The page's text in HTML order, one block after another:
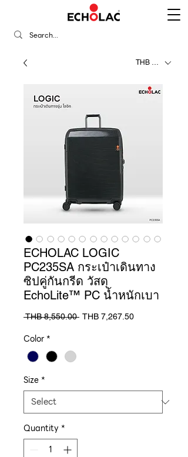
ECHOLAC LOGIC
PC235SA กระเป๋าเดินทาง
ซิปคู่กันกรีด วัสดุ
EchoLite™ PC น้ำหนักเบา
THB 8,550.00 Regular
THB 7,267.50Sale
Color*
Size*
Quantity *
THB (฿)